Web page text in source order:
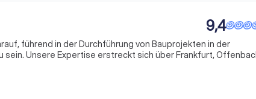
9,4
führend in der Durchführung von Bauprojekten in der
sein. Unsere Expertise erstreckt sich über Frankfurt,